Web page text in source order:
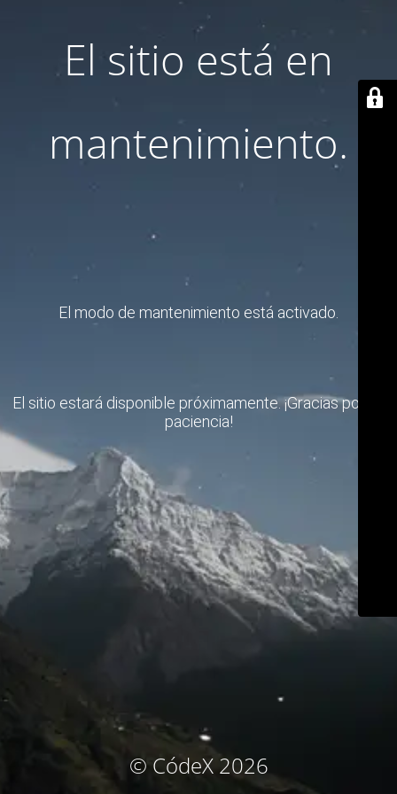
El sitio está en
mantenimiento.
El modo de mantenimiento está activado.
El sitio estará disponible próximamente. ¡Gracias por su
paciencia!
© CódeX 2026